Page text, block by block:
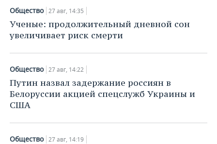
Общество 27 авг, 14:35
Ученые: продолжительный дневной сон
увеличивает риск смерти
Общество 27 авг, 14:22
Путин назвал задержание россиян в
Белоруссии акцией спецслужб Украины и
США
Общество 27 авг, 14:19